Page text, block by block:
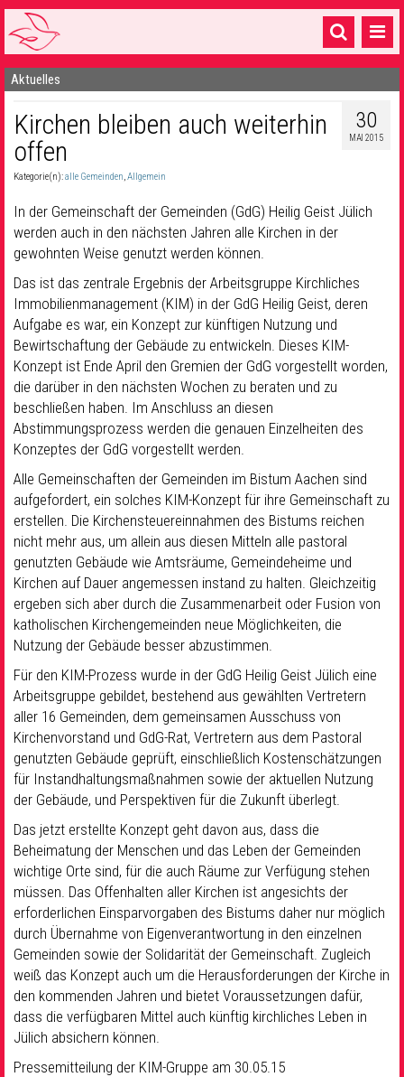
Startseite
1 Pfarrei
16 Gemeinden & mehr
Sakramente & Feste
Gemeinschaft & Soziales
Musik& Kultur
Seelsorge & Kontakt
Aktuelles
30
MAI 2015
Kirchen bleiben auch weiterhin
offen
Kategorie(n):alle Gemeinden,Allgemein
In der Gemeinschaft der Gemeinden (GdG) Heilig Geist Jülich
werden auch in den nächsten Jahren alle Kirchen in der
gewohnten Weise genutzt werden können.
Das ist das zentrale Ergebnis der Arbeitsgruppe Kirchliches
Immobilienmanagement (KIM) in der GdG Heilig Geist, deren
Aufgabe es war, ein Konzept zur künftigen Nutzung und
Bewirtschaftung der Gebäude zu entwickeln. Dieses KIM-
Konzept ist Ende April den Gremien der GdG vorgestellt worden,
die darüber in den nächsten Wochen zu beraten und zu
beschließen haben. Im Anschluss an diesen
Abstimmungsprozess werden die genauen Einzelheiten des
Konzeptes der GdG vorgestellt werden.
Alle Gemeinschaften der Gemeinden im Bistum Aachen sind
aufgefordert, ein solches KIM-Konzept für ihre Gemeinschaft zu
erstellen. Die Kirchensteuereinnahmen des Bistums reichen
nicht mehr aus, um allein aus diesen Mitteln alle pastoral
genutzten Gebäude wie Amtsräume, Gemeindeheime und
Kirchen auf Dauer angemessen instand zu halten. Gleichzeitig
ergeben sich aber durch die Zusammenarbeit oder Fusion von
katholischen Kirchengemeinden neue Möglichkeiten, die
Nutzung der Gebäude besser abzustimmen.
Für den KIM-Prozess wurde in der GdG Heilig Geist Jülich eine
Arbeitsgruppe gebildet, bestehend aus gewählten Vertretern
aller 16 Gemeinden, dem gemeinsamen Ausschuss von
Kirchenvorstand und GdG-Rat, Vertretern aus dem Pastoral
genutzten Gebäude geprüft, einschließlich Kostenschätzungen
für Instandhaltungsmaßnahmen sowie der aktuellen Nutzung
der Gebäude, und Perspektiven für die Zukunft überlegt.
Das jetzt erstellte Konzept geht davon aus, dass die
Beheimatung der Menschen und das Leben der Gemeinden
wichtige Orte sind, für die auch Räume zur Verfügung stehen
müssen. Das Offenhalten aller Kirchen ist angesichts der
erforderlichen Einsparvorgaben des Bistums daher nur möglich
durch Übernahme von Eigenverantwortung in den einzelnen
Gemeinden sowie der Solidarität der Gemeinschaft. Zugleich
weiß das Konzept auch um die Herausforderungen der Kirche in
den kommenden Jahren und bietet Voraussetzungen dafür,
dass die verfügbaren Mittel auch künftig kirchliches Leben in
Jülich absichern können.
Pressemitteilung der KIM-Gruppe am 30.05.15